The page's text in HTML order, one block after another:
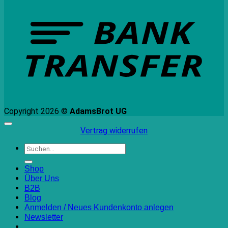
Copyright 2026 © AdamsBrot UG
Vertrag widerrufen
Suchen
nach:
Shop
Über Uns
B2B
Blog
Anmelden / Neues Kundenkonto anlegen
Newsletter